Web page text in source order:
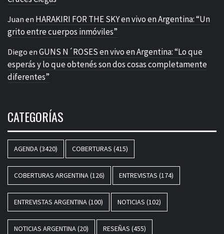
Juan en HARAKIRI FOR THE SKY en vivo en Argentina: “Un
grito entre cuerpos inmóviles”
Diego en GUNS N´ROSES en vivo en Argentina: “Lo que
esperás y lo que obtenés son dos cosas completamente
diferentes”
CATEGORÍAS
AGENDA(3420) COBERTURAS (415)
COBERTURAS ARGENTINA(126) ENTREVISTAS (174)
ENTREVISTAS ARGENTINA(100) NOTICIAS (102)
NOTICIAS ARGENTINA(20) RESEÑAS (455)